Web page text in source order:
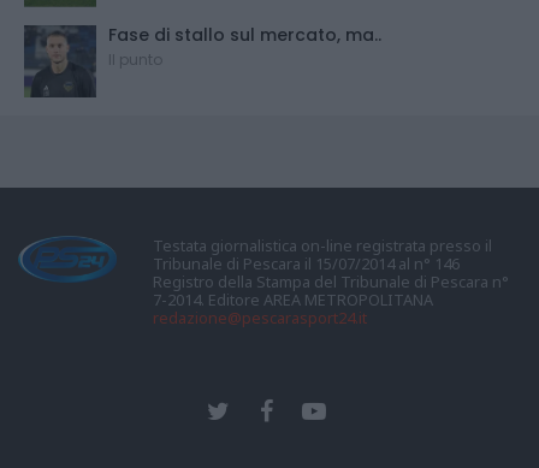
Fase di stallo sul mercato, ma..
Il punto
Testata giornalistica on-line registrata presso il
Tribunale di Pescara il 15/07/2014 al n° 146
Registro della Stampa del Tribunale di Pescara n°
7-2014. Editore AREA METROPOLITANA
redazione@pescarasport24.it